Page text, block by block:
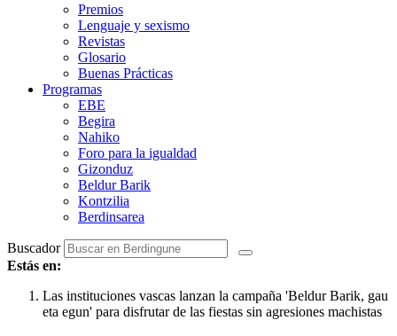
Premios
Lenguaje y sexismo
Revistas
Glosario
Buenas Prácticas
Programas
EBE
Begira
Nahiko
Foro para la igualdad
Gizonduz
Beldur Barik
Kontzilia
Berdinsarea
Buscador
Estás en:
Las instituciones vascas lanzan la campaña 'Beldur Barik, gau
eta egun' para disfrutar de las fiestas sin agresiones machistas